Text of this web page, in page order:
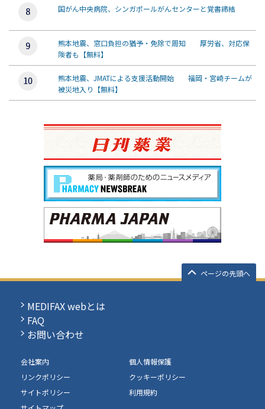
国がん中央病院、シンガポールがんセンターと覚書締結
熊本地震、窓口負担の猶予・免除で周知 厚労省、対応保
険者も【無料】
熊本地震、JMATによる支援活動開始 福岡・宮崎チームが
被災地入り【無料】
ページの先頭へ
MEDIFAX webとは
FAQ
お問い合わせ
会社案内
個人情報保護
リンクポリシー
クッキーポリシー
サイトポリシー
利用規約